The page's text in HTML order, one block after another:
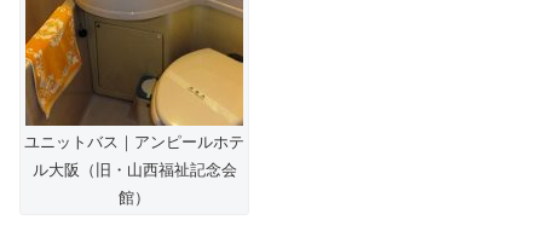
ユニットバス｜アンピールホテ
ル大阪（旧・山西福祉記念会
館）